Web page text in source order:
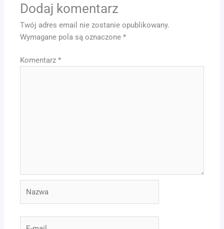
Dodaj komentarz
Twój adres email nie zostanie opublikowany.
Wymagane pola są oznaczone*
Komentarz*